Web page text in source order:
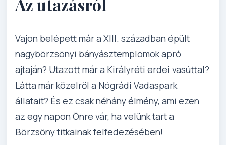
Vajon belépett már a XIII. században épült
nagybörzsönyi bányásztemplomok apró
ajtaján? Utazott már a Királyréti erdei vasúttal?
Látta már közelről a Nógrádi Vadaspark
állatait? És ez csak néhány élmény, ami ezen
az egy napon Önre vár, ha velünk tart a
Börzsöny titkainak felfedezésében!